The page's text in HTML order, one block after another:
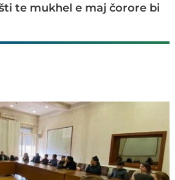
te mukhel e maj čorore bi